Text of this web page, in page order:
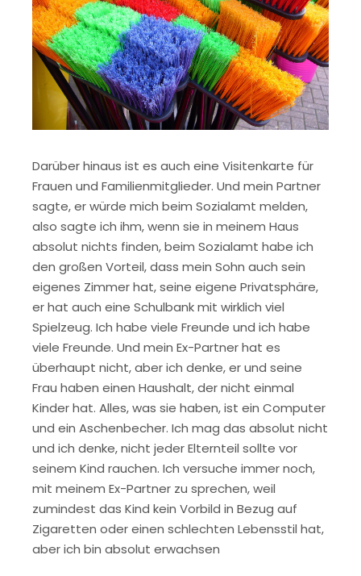
Darüber hinaus ist es auch eine Visitenkarte für
Frauen und Familienmitglieder. Und mein Partner
sagte, er würde mich beim Sozialamt melden,
also sagte ich ihm, wenn sie in meinem Haus
absolut nichts finden, beim Sozialamt habe ich
den großen Vorteil, dass mein Sohn auch sein
eigenes Zimmer hat, seine eigene Privatsphäre,
er hat auch eine Schulbank mit wirklich viel
Spielzeug. Ich habe viele Freunde und ich habe
viele Freunde. Und mein Ex-Partner hat es
überhaupt nicht, aber ich denke, er und seine
Frau haben einen Haushalt, der nicht einmal
Kinder hat. Alles, was sie haben, ist ein Computer
und ein Aschenbecher. Ich mag das absolut nicht
und ich denke, nicht jeder Elternteil sollte vor
seinem Kind rauchen. Ich versuche immer noch,
mit meinem Ex-Partner zu sprechen, weil
zumindest das Kind kein Vorbild in Bezug auf
Zigaretten oder einen schlechten Lebensstil hat,
aber ich bin absolut erwachsen